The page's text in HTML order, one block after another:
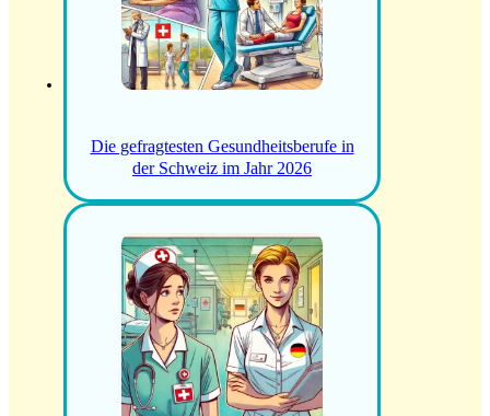
Die gefragtesten Gesundheitsberufe in
der Schweiz im Jahr 2026